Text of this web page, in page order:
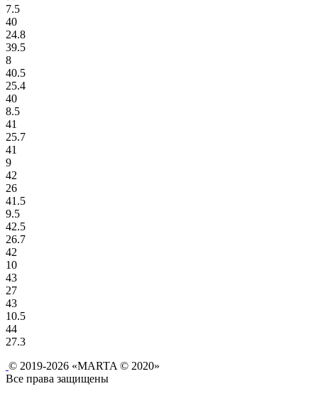
7.5
40
24.8
39.5
8
40.5
25.4
40
8.5
41
25.7
41
9
42
26
41.5
9.5
42.5
26.7
42
10
43
27
43
10.5
44
27.3
© 2019-2026 «MARTA © 2020»
Все права защищены